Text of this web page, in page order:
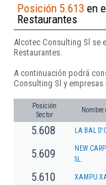
Posición 5.613 en
Restaurantes
Alcotec Consulting Sl se
Restaurantes.
A continuación podrá
Consulting Sl y
Posición
Sector
Nombre
5.608 LA BAL
5.609
NEW
SL.
5.610 XAMPU